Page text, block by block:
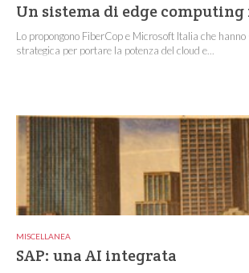
Un sistema di edge
Lo propongono FiberCop e Microsoft Italia che hanno
strategica per portare la potenza del cloud e...
MISCELLANEA
SAP: una AI integrata